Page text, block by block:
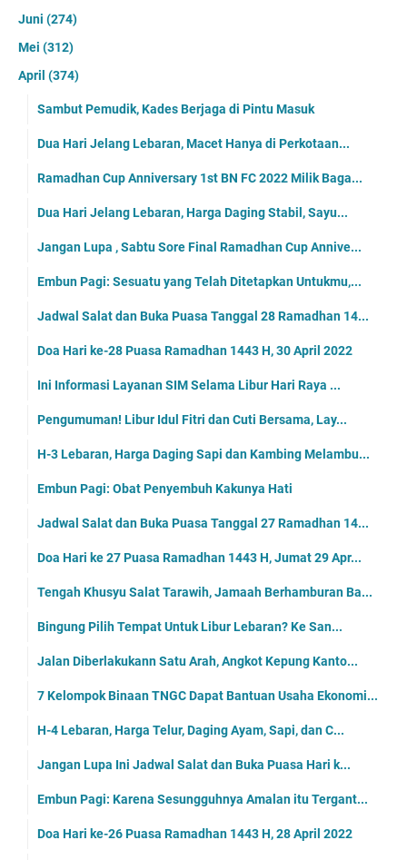
Juni (274)
Mei (312)
April (374)
Sambut Pemudik, Kades Berjaga di Pintu Masuk
Dua Hari Jelang Lebaran, Macet Hanya di Perkotaan...
Ramadhan Cup Anniversary 1st BN FC 2022 Milik Baga...
Dua Hari Jelang Lebaran, Harga Daging Stabil, Sayu...
Jangan Lupa , Sabtu Sore Final Ramadhan Cup Annive...
Embun Pagi: Sesuatu yang Telah Ditetapkan Untukmu,...
Jadwal Salat dan Buka Puasa Tanggal 28 Ramadhan 14...
Doa Hari ke-28 Puasa Ramadhan 1443 H, 30 April 2022
Ini Informasi Layanan SIM Selama Libur Hari Raya ...
Pengumuman! Libur Idul Fitri dan Cuti Bersama, Lay...
H-3 Lebaran, Harga Daging Sapi dan Kambing Melambu...
Embun Pagi: Obat Penyembuh Kakunya Hati
Jadwal Salat dan Buka Puasa Tanggal 27 Ramadhan 14...
Doa Hari ke 27 Puasa Ramadhan 1443 H, Jumat 29 Apr...
Tengah Khusyu Salat Tarawih, Jamaah Berhamburan Ba...
Bingung Pilih Tempat Untuk Libur Lebaran? Ke San...
Jalan Diberlakukann Satu Arah, Angkot Kepung Kanto...
7 Kelompok Binaan TNGC Dapat Bantuan Usaha Ekonomi...
H-4 Lebaran, Harga Telur, Daging Ayam, Sapi, dan C...
Jangan Lupa Ini Jadwal Salat dan Buka Puasa Hari k...
Embun Pagi: Karena Sesungguhnya Amalan itu Tergant...
Doa Hari ke-26 Puasa Ramadhan 1443 H, 28 April 2022